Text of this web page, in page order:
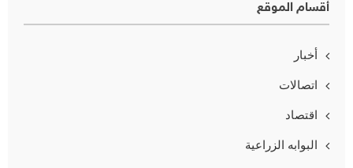
أقسام الموقع
أخبار
اتصالات
اقتصاد
البوابه الزراعية